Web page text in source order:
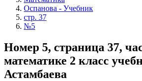
Оспанова - Учебник
стр. 37
№5
Номер 5, страница 37,
математике 2 класс
Астамбаева